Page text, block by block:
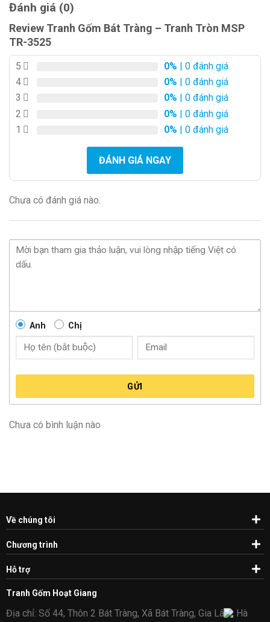
5
sao
Đánh giá (0)
Review Tranh Gốm Bát Tràng – Tranh Tròn MSP
TR-3525
5 0% | 0 đánh giá
4
0% | 0 đánh giá
3
0% | 0 đánh giá
2
0% | 0 đánh giá
1
0% | 0 đánh giá
ĐÁNH GIÁ NGAY
Chưa có đánh giá nào.
Anh Chị
GỬI
Chưa có bình luận nào
Về chúng tôi
Chương trình
Hỗ trợ
Tranh Gốm Hoạt Giang
Địa chỉ: Số 44, Thôn 2 Bát Tràng, Xã Bát Tràng, Gia Lâm, Hà